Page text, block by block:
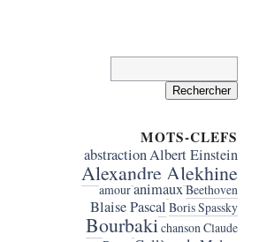
MOTS-CLEFS
abstractionAlbert Einstein
Alexandre Alekhine
amouranimauxBeethoven
Blaise Pascal Boris Spassky
BourbakichansonClaude